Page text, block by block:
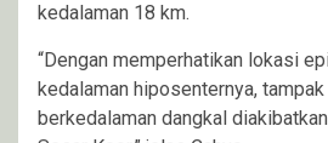
kedalaman 18 km.
“Dengan memperhatikan lokasi
kedalaman hiposenternya,
berkedalaman dangkal